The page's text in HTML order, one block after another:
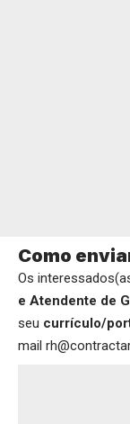
Como
Os
e Atendente de
seu currículo/
mail